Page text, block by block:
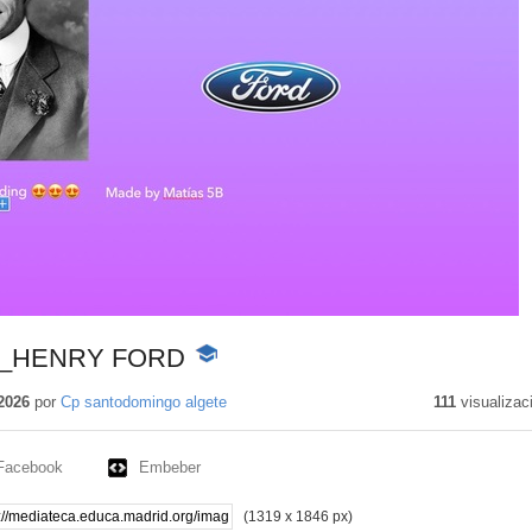
FORD
-
educativo
por Cp santodomingo algete 111
Embeber
(1319 x 1846 px)